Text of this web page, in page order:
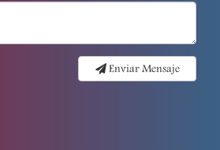
Enviar Mensaje